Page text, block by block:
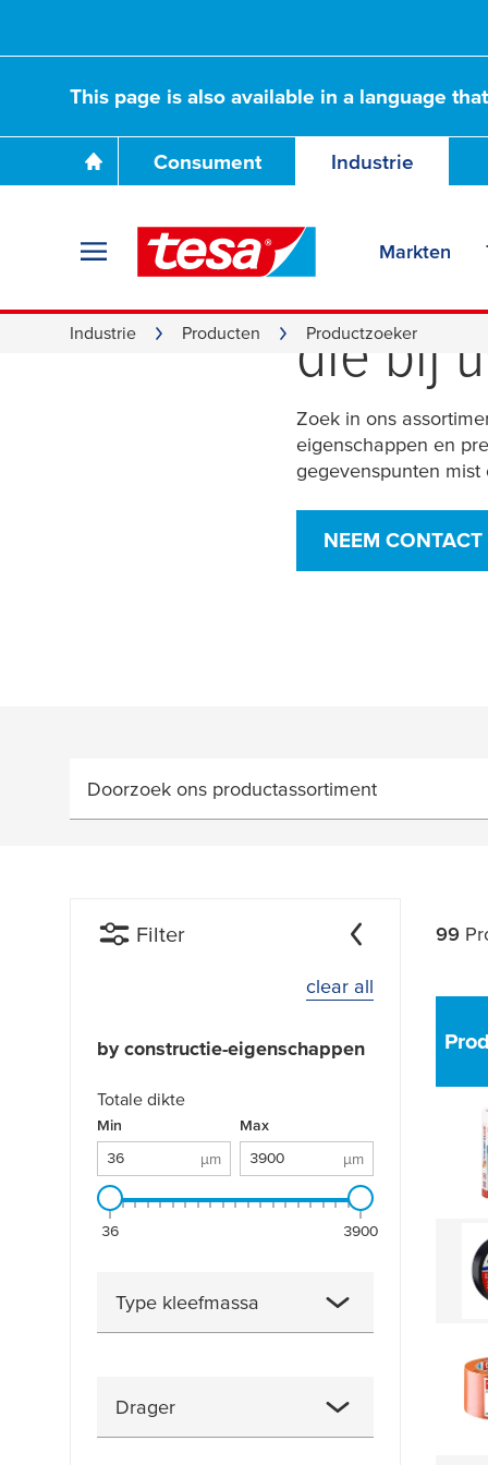
This page is also available in a language
Consument Industrie
Markten
Industrie Producten Productzoeker
Vind de
die bij
Zoek in ons
eigenschappen en
gegevenspunten
NEEM
Doorzoek ons productassortiment
Filter
clear all
by constructie-eigenschappen
Totale dikte
Totale dikte: 36 µm - 3900 µm
Min
µm
Max
µm
36 3900
Type kleefmassa
biomass-balanced tackified
Drager
99